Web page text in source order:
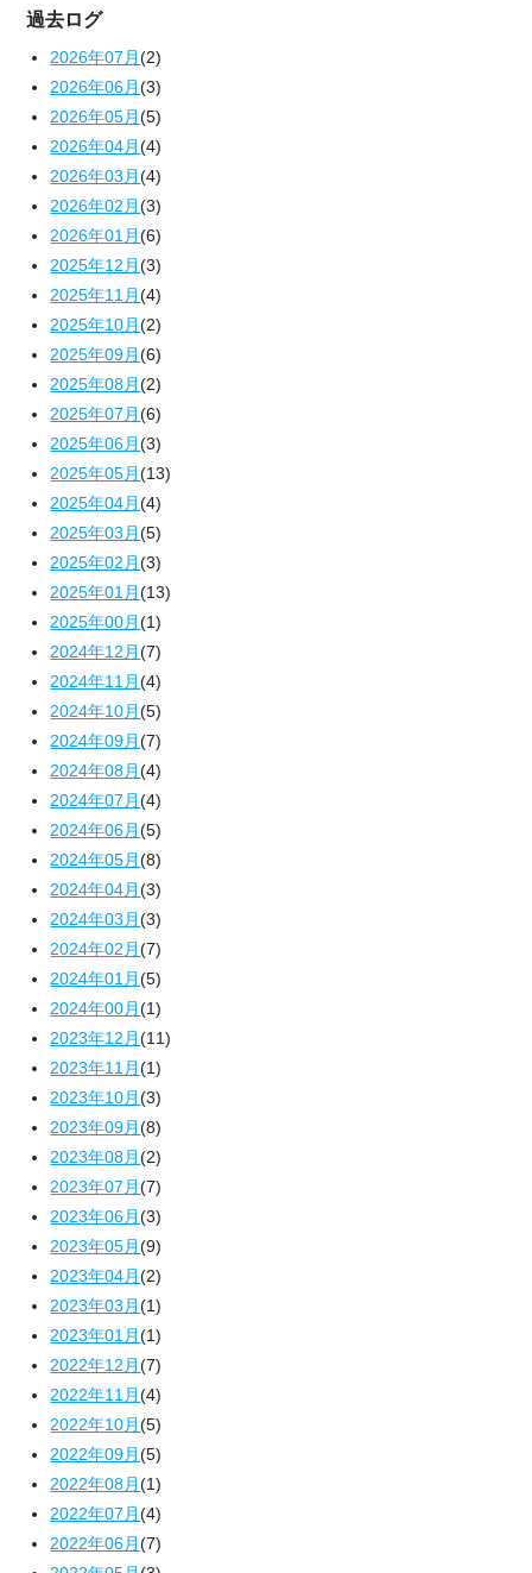
過去ログ
2026年07月(2)
2026年06月(3)
2026年05月(5)
2026年04月(4)
2026年03月(4)
2026年02月(3)
2026年01月(6)
2025年12月(3)
2025年11月(4)
2025年10月(2)
2025年09月(6)
2025年08月(2)
2025年07月(6)
2025年06月(3)
2025年05月(13)
2025年04月(4)
2025年03月(5)
2025年02月(3)
2025年01月(13)
2025年00月(1)
2024年12月(7)
2024年11月(4)
2024年10月(5)
2024年09月(7)
2024年08月(4)
2024年07月(4)
2024年06月(5)
2024年05月(8)
2024年04月(3)
2024年03月(3)
2024年02月(7)
2024年01月(5)
2024年00月(1)
2023年12月(11)
2023年11月(1)
2023年10月(3)
2023年09月(8)
2023年08月(2)
2023年07月(7)
2023年06月(3)
2023年05月(9)
2023年04月(2)
2023年03月(1)
2023年01月(1)
2022年12月(7)
2022年11月(4)
2022年10月(5)
2022年09月(5)
2022年08月(1)
2022年07月(4)
2022年06月(7)